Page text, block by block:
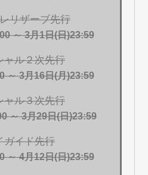
リザーブ先行
～ 3月1日(日)23:59
ャル２次先行
～ 3月16日(月)23:59
ャル３次先行
～ 3月29日(日)23:59
ガイド先行
～ 4月12日(日)23:59